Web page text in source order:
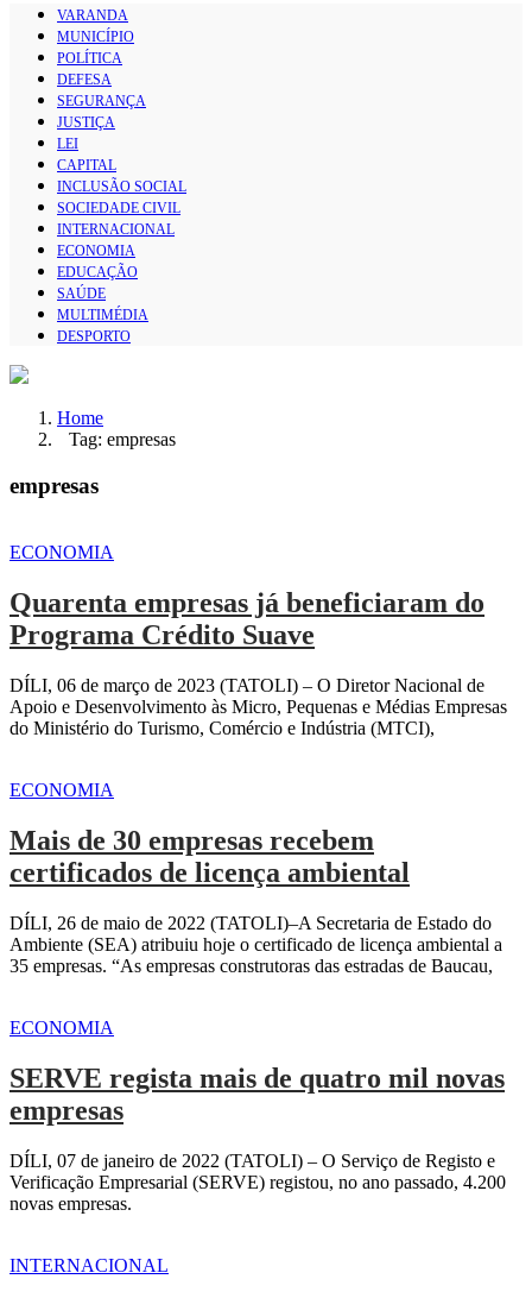
VARANDA
MUNICÍPIO
POLÍTICA
DEFESA
SEGURANÇA
JUSTIÇA
LEI
CAPITAL
INCLUSÃO SOCIAL
SOCIEDADE CIVIL
INTERNACIONAL
ECONOMIA
EDUCAÇÃO
SAÚDE
MULTIMÉDIA
DESPORTO
Home
Tag: empresas
empresas
ECONOMIA
Quarenta empresas já beneficiaram do
Programa Crédito Suave
DÍLI, 06 de março de 2023 (TATOLI) – O Diretor Nacional de
Apoio e Desenvolvimento às Micro, Pequenas e Médias Empresas
do Ministério do Turismo, Comércio e Indústria (MTCI),
ECONOMIA
Mais de 30 empresas recebem
certificados de licença ambiental
DÍLI, 26 de maio de 2022 (TATOLI)–A Secretaria de Estado do
Ambiente (SEA) atribuiu hoje o certificado de licença ambiental a
35 empresas. “As empresas construtoras das estradas de Baucau,
ECONOMIA
SERVE regista mais de quatro mil novas
empresas
DÍLI, 07 de janeiro de 2022 (TATOLI) – O Serviço de Registo e
Verificação Empresarial (SERVE) registou, no ano passado, 4.200
novas empresas.
INTERNACIONAL